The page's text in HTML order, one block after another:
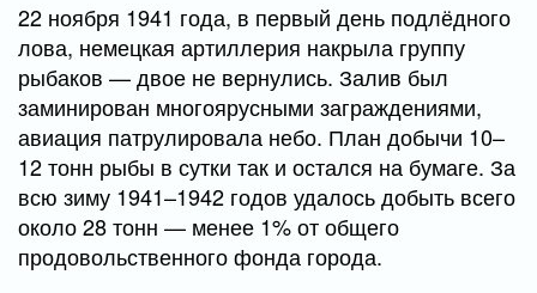
22 ноября 1941 года, в первый день подлёдного
лова, немецкая артиллерия накрыла группу
рыбаков — двое не вернулись. Залив был
заминирован многоярусными заграждениями,
авиация патрулировала небо. План добычи 10–
12 тонн рыбы в сутки так и остался на бумаге. За
всю зиму 1941–1942 годов удалось добыть всего
около 28 тонн — менее 1% от общего
продовольственного фонда города.